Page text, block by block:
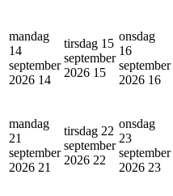
mandag
14
september
2026 14
tirsdag 15
september
2026 15
onsdag
16
september
2026 16
mandag
21
september
2026 21
tirsdag 22
september
2026 22
onsdag
23
september
2026 23